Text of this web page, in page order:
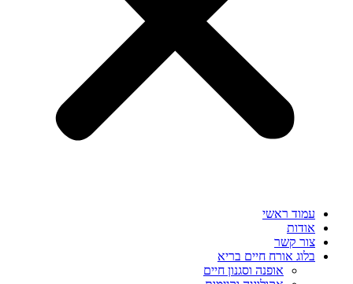
עמוד ראשי
אודות
צור קשר
בלוג אורח חיים בריא
אופנה וסגנון חיים